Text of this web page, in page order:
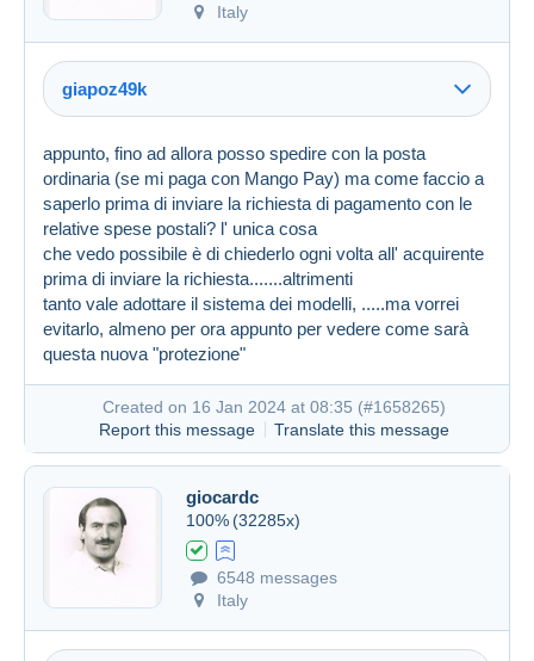
Link (https)
Link (https)
Italy
giapoz49k
Created on 16 Jan 2024 at 07:58
appunto, fino ad allora posso spedire con la posta
ordinaria (se mi paga con Mango Pay) ma come faccio a
saperlo prima di inviare la richiesta di pagamento con le
relative spese postali? l' unica cosa
che vedo possibile è di chiederlo ogni volta all' acquirente
prima di inviare la richiesta.......altrimenti
tanto vale adottare il sistema dei modelli, .....ma vorrei
evitarlo, almeno per ora appunto per vedere come sarà
questa nuova "protezione"
Created on 16 Jan 2024 at 08:35 (#1658265)
Report this message
Translate this message
giocardc
100% (32285x)
6548 messages
Italy